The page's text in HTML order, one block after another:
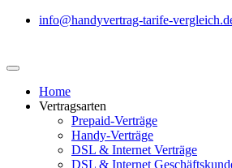
info@handyvertrag-tarife-
Home
Vertragsarten
Prepaid-Verträge
Handy-Verträge
DSL & Internet Verträge
DSL & Internet